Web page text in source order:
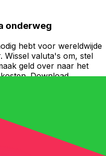
onderweg
hebt voor wereldwijde
Wissel valuta's om, stel
geld over naar het
Download